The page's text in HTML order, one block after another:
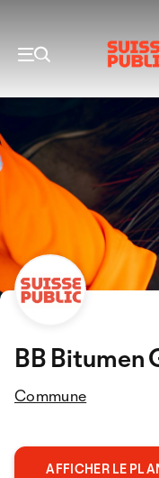
BB Bitumen
Commune
AFFICHER LE